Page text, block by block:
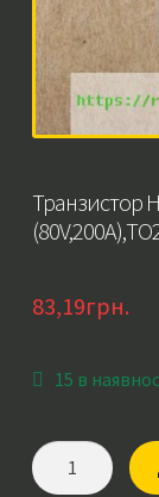
Транзистор
83,19грн.
15 в
Транзистор
HY4008W